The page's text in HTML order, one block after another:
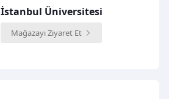
İstanbul Üniversitesi
Mağazayı Ziyaret Et